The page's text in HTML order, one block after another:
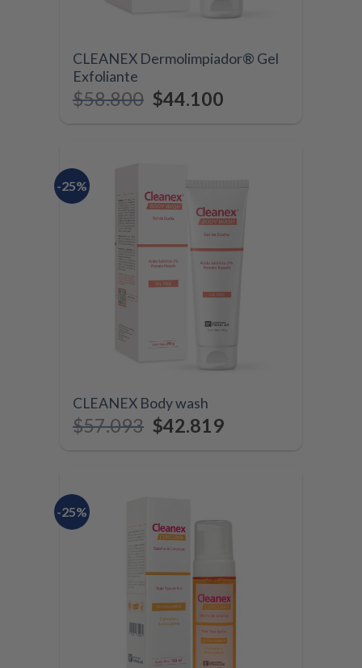
CLEANEX Dermolimpiador® Gel
Exfoliante
$58.800 $44.100
-25%
CLEANEX Body wash
$57.093 $42.819
-25%